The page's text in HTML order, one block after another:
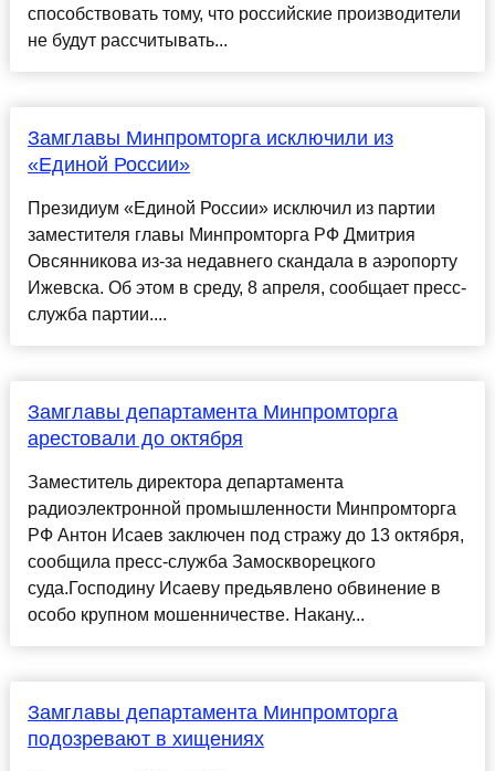
способствовать тому, что российские производители
не будут рассчитывать...
Замглавы Минпромторга исключили из
«Единой России»
Президиум «Единой России» исключил из партии
заместителя главы Минпромторга РФ Дмитрия
Овсянникова из-за недавнего скандала в аэропорту
Ижевска. Об этом в среду, 8 апреля, сообщает пресс-
служба партии....
Замглавы департамента Минпромторга
арестовали до октября
Заместитель директора департамента
радиоэлектронной промышленности Минпромторга
РФ Антон Исаев заключен под стражу до 13 октября,
сообщила пресс-служба Замоскворецкого
суда.Господину Исаеву предьявлено обвинение в
особо крупном мошенничестве. Накану...
Замглавы департамента Минпромторга
подозревают в хищениях